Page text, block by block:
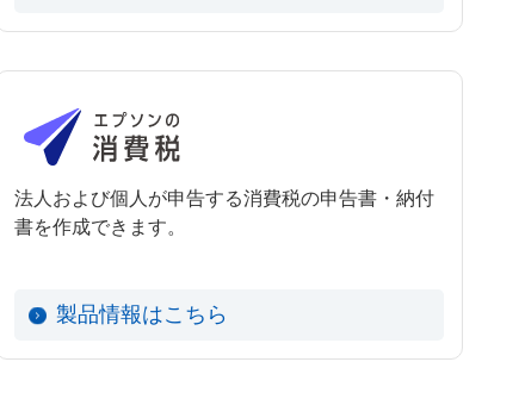
法人および個人が申告する消費税の申告書・納付
書を作成できます。
製品情報はこちら